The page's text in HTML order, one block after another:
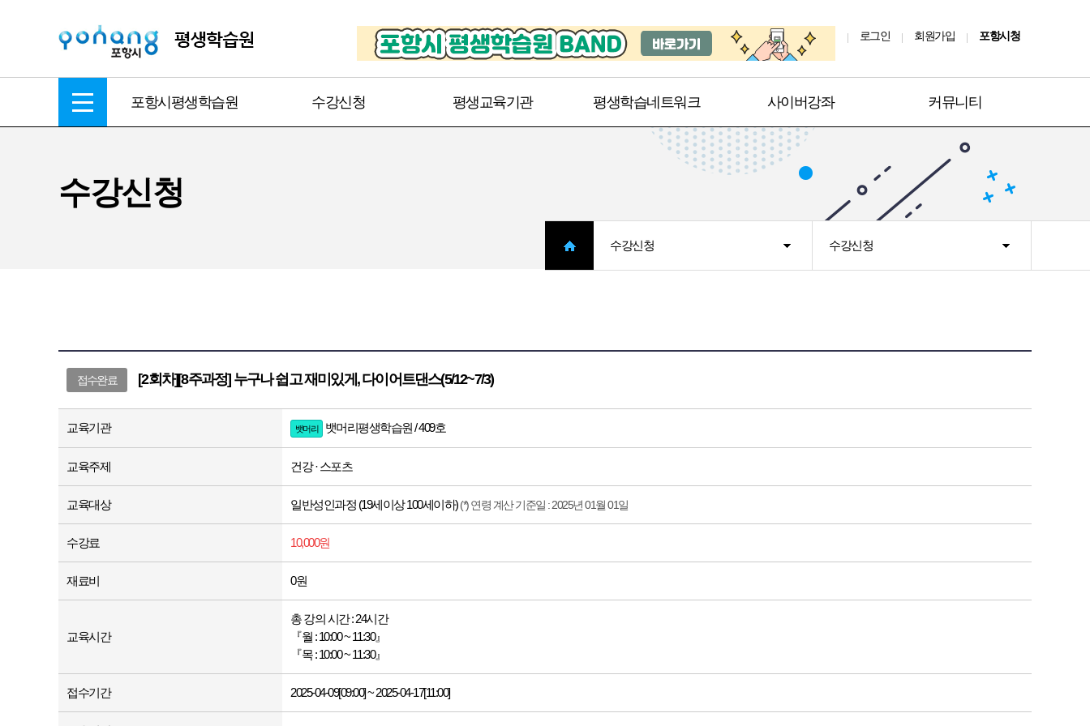
로그인 회원가입 포항시청
포항시평생학습원 수강신청 평생교육기관 평생학습네트워크 사이버강좌 커뮤니티
수강신청
수강신청 수강신청
접수완료 [2회차][8주과정] 누구나 쉽고 재미있게, 다이어트댄스(5/12~7/3)
교육기관 뱃머리 뱃머리평생학습원 / 409호
교육주제 건강 · 스포츠
교육대상 일반성인과정 (19세이상 100세이하)(*) 연령 계산 기준일 : 2025년 01월 01일
수강료 10,000원
재료비 0원
교육시간
총 강의 시간 : 24시간
『월 : 10:00 ~ 11:30』
『목 : 10:00 ~ 11:30』
접수기간 2025-04-09[09:00] ~ 2025-04-17[11:00]